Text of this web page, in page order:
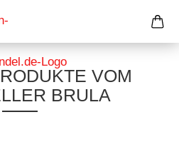
VOM
BRULA